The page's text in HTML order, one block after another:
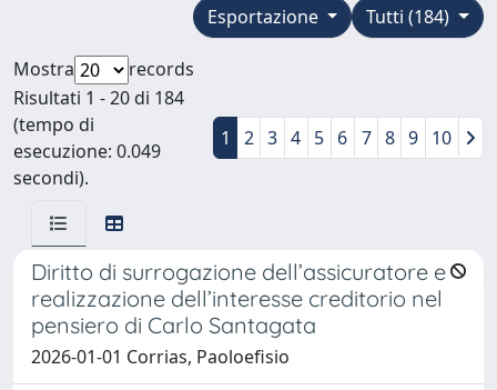
Tutti (184)
Esportazione
Mostra
records
Risultati 1 - 20 di 184
(tempo di
esecuzione: 0.049
secondi).
1 2 3 4 5 6 7 8 9 10
Diritto di surrogazione dell’assicuratore e
realizzazione dell’interesse creditorio nel
pensiero di Carlo Santagata
2026-01-01 Corrias, Paoloefisio